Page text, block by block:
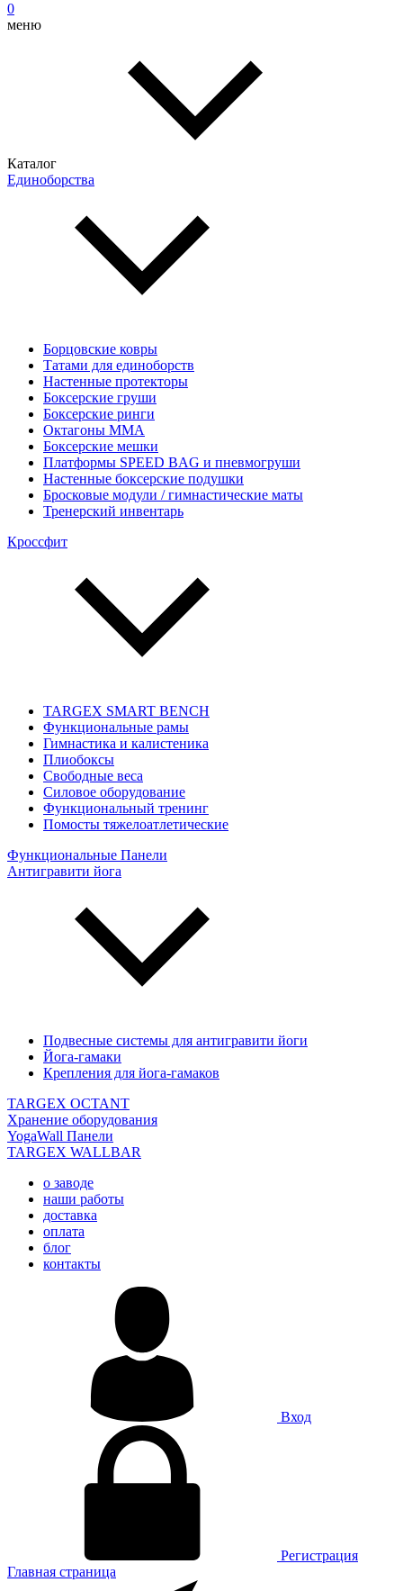
0
меню
Каталог
Единоборства
Борцовские ковры
Татами для единоборств
Настенные протекторы
Боксерские груши
Боксерские ринги
Октагоны MMA
Боксерские мешки
Платформы SPEED BAG и пневмогруши
Настенные боксерские подушки
Бросковые модули / гимнастические маты
Тренерский инвентарь
Кроссфит
TARGEX SMART BENCH
Функциональные рамы
Гимнастика и калистеника
Плиобоксы
Свободные веса
Силовое оборудование
Функциональный тренинг
Помосты тяжелоатлетические
Функциональные Панели
Антигравити йога
Подвесные системы для антигравити йоги
Йога-гамаки
Крепления для йога-гамаков
TARGEX OCTANT
Хранение оборудования
YogaWall Панели
TARGEX WALLBAR
о заводе
наши работы
доставка
оплата
блог
контакты
Вход
Регистрация
Главная страница